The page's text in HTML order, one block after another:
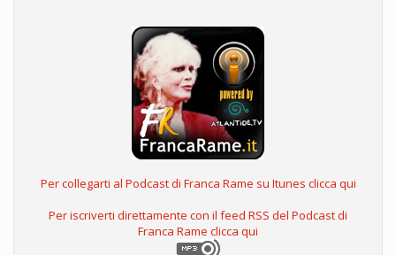
Per collegarti al Podcast di Franca Rame su Itunes clicca qui
Per iscriverti direttamente con il feed RSS del Podcast di
Franca Rame clicca qui